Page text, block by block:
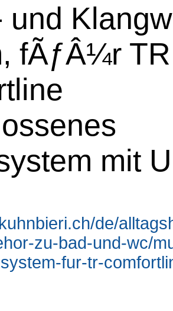
und
fÃƒÂ¼r TR
mit
de/
zu-bad-und-wc/
fur-tr-